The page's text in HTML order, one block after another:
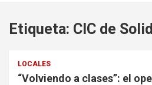
Etiqueta: CIC de
LOCALES
“Volviendo a clases”: el